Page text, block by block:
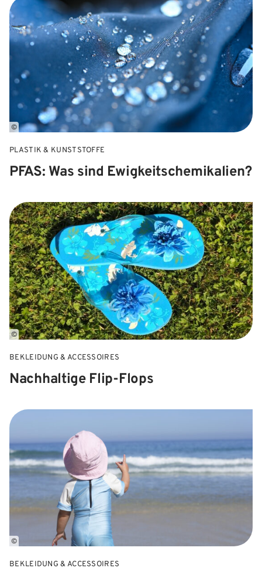
©
PLASTIK & KUNSTSTOFFE
PFAS: Was sind Ewigkeitschemikalien?
©
BEKLEIDUNG & ACCESSOIRES
Nachhaltige Flip-Flops
©
BEKLEIDUNG & ACCESSOIRES